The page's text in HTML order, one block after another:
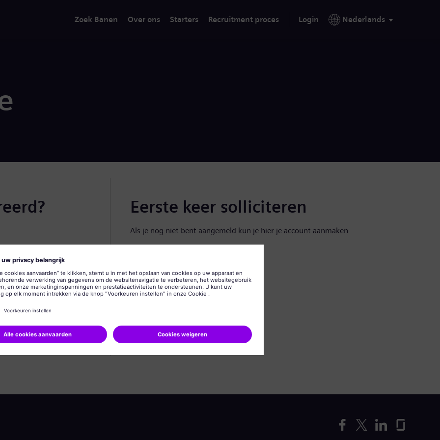
Zoek Banen Over ons Starters Recruitment proces Login Nederlands
Eerste keer solliciteren
Als je nog niet bent aangemeld kun je hier je account aanmaken.